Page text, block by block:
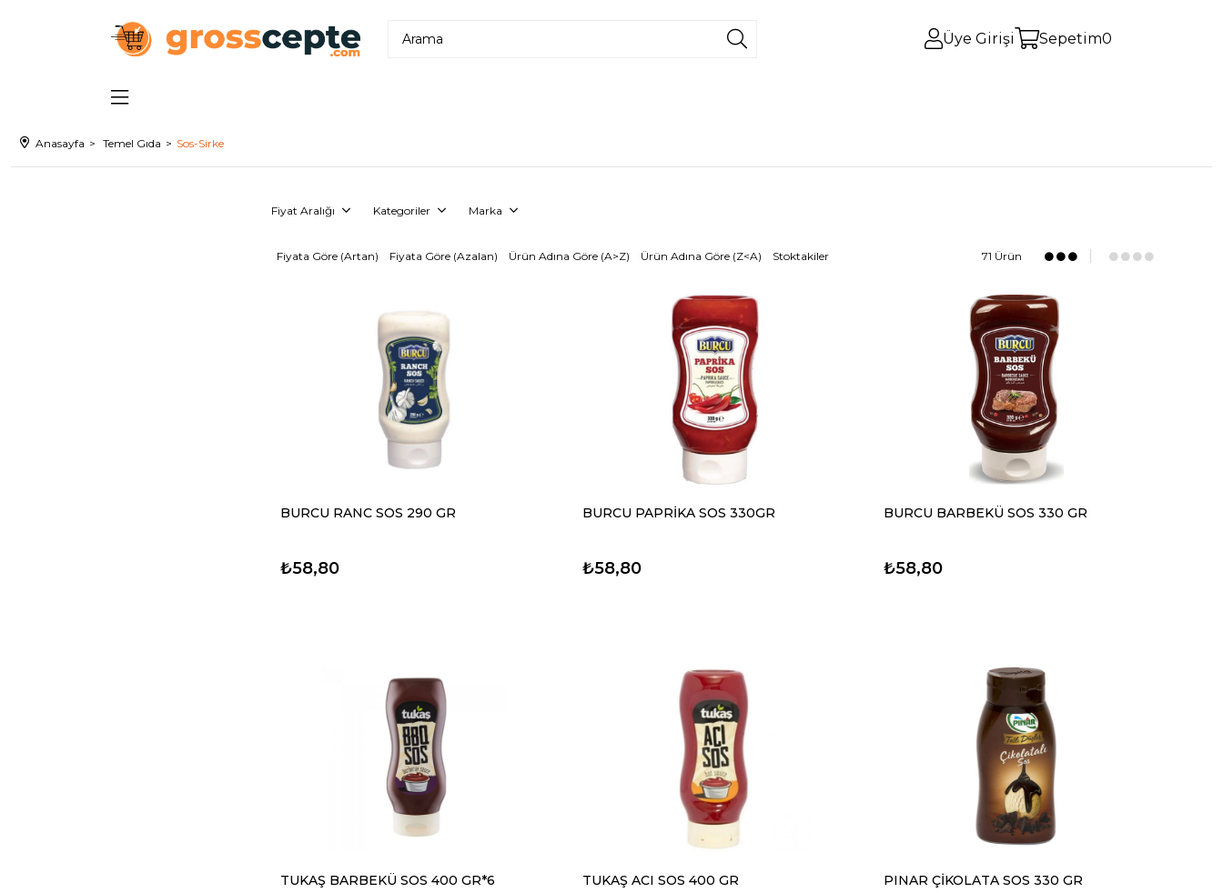
Üye Girişi Sepetim0
Anasayfa Temel Gıda Sos-Sirke
Fiyat Aralığı Kategoriler Marka
Fiyata Göre (Artan) Fiyata Göre (Azalan) Ürün Adına Göre (A>Z) Ürün Adına Göre (Z<A) Stoktakiler 71 Ürün
BURCU RANC SOS 290 GR
₺58,80
BURCU PAPRİKA SOS 330GR
₺58,80
BURCU BARBEKÜ SOS 330 GR
₺58,80
TUKAŞ BARBEKÜ SOS 400 GR*6 TUKAŞ ACI SOS 400 GR PINAR ÇİKOLATA SOS 330 GR